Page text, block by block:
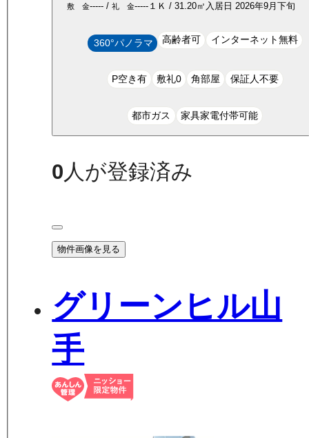
敷 金----- /礼 金----- １Ｋ /31.20㎡ 入居日2026年9月下旬
360°パノラマ 高齢者可 インターネット無料
P空き有 敷礼0 角部屋 保証人不要
都市ガス 家具家電付帯可能
0人が登録済み
物件画像を見る
グリーンヒル山
手